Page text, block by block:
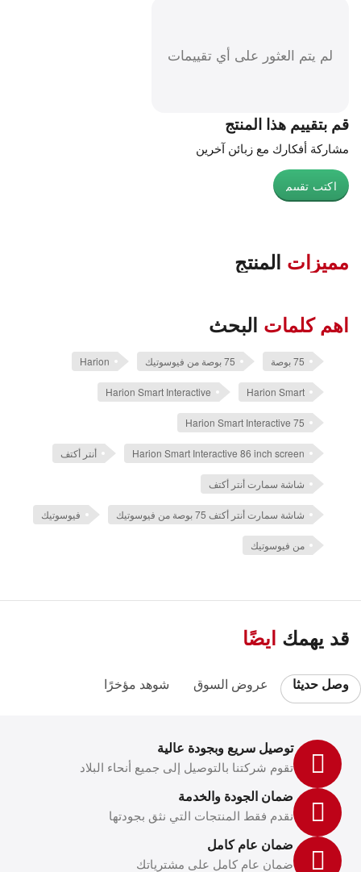
لم يتم العثور على أي تقييمات
قم بتقييم هذا المنتج
مشاركة أفكارك مع زبائن آخرين
اكتب تقييم
مميزات المنتج
اهم كلمات البحث
75 بوصة 75 بوصة من فيوسوتيك Harion
Harion Smart
Harion Smart Interactive
Harion Smart Interactive 75
Harion Smart Interactive 86 inch screen أنتر أكتف
شاشة سمارت أنتر أكتف
شاشة سمارت أنتر أكتف 75 بوصة من فيوسوتيك فيوسوتيك
من فيوسوتيك
قد يهمك ايضًا
وصل حديثا عروض السوق شوهد مؤخرًا
توصيل سريع وبجودة عالية
تقوم شركتنا بالتوصيل إلى جميع أنحاء البلاد
ضمان الجودة والخدمة
نقدم فقط المنتجات التي نثق بجودتها
ضمان عام كامل
ضمان عام كامل على مشترياتك